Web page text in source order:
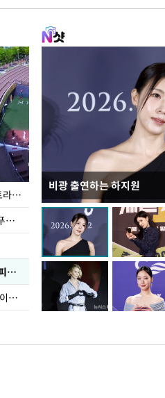
삼성전자, 7일부터 갤럭시 Z 폴드8 울트라·폴드8·플립8 출시
기저귀 찬 채 지구 갖고 노는 트럼프와 푸틴 형상 미로
폭염중대경보에 프로야구 연일 취소…피칭 연습장 '52도'
안전기준 부적합 해외직구 어린이 물놀이용품 판매 중단 요청한 서울시
비광 출연하는 하지원
이재명 대통령, "수사·기
선 다해 강구해야"